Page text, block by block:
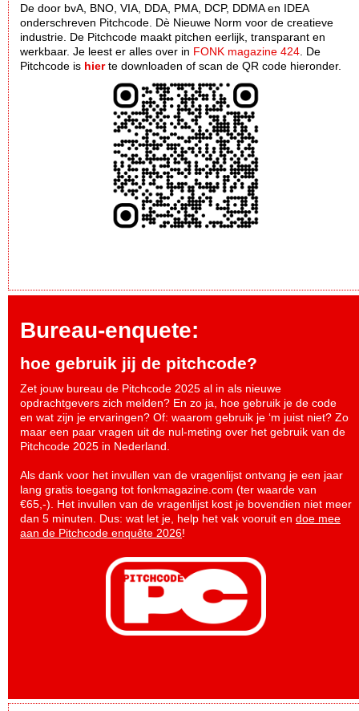
De door bvA, BNO, VIA, DDA, PMA, DCP, DDMA en IDEA
onderschreven Pitchcode. Dè Nieuwe Norm voor de creatieve
industrie. De Pitchcode maakt pitchen eerlijk, transparant en
werkbaar. Je leest er alles over in FONK magazine 424 . De
Pitchcode is hierte downloaden of scan de QR code hieronder.
Bureau-enquete:
hoe gebruik jij de pitchcode?
Zet jouw bureau de Pitchcode 2025 al in als nieuwe
opdrachtgevers zich melden? En zo ja, hoe gebruik je de code
en wat zijn je ervaringen? Of: waarom gebruik je ‘m juist niet? Zo
maar een paar vragen uit de nul-meting over het gebruik van de
Pitchcode 2025 in Nederland.
Als dank voor het invullen van de vragenlijst ontvang je een jaar
lang gratis toegang tot fonkmagazine.com (ter waarde van
€65,-). Het invullen van de vragenlijst kost je bovendien niet meer
dan 5 minuten. Dus: wat let je, help het vak vooruit en doe mee
aan de Pitchcode enquête 2026!